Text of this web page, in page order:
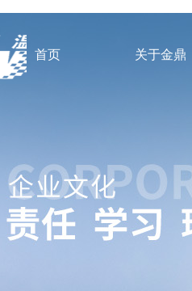
首页 关于金鼎